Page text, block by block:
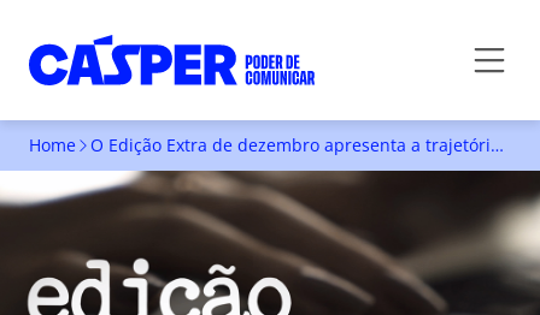
Home O Edição Extra de dezembro apresenta a trajetória profissional do jornalista César Galvão, a relevância cultural das lendas urbanas e a importância do fotojornalismo em regiões de conflito